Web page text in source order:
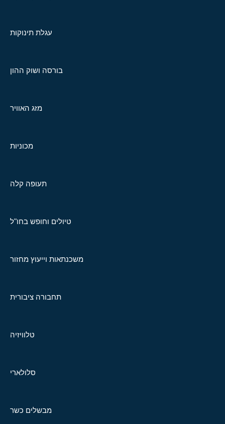
עגלת תינוקות
בורסה ושוק ההון
מזג האוויר
מכוניות
תעופה קלה
טיולים וחופש בחו"ל
משכנתאות וייעוץ מחזור
תחבורה ציבורית
טלוויזיה
סלולארי
מבשלים כשר